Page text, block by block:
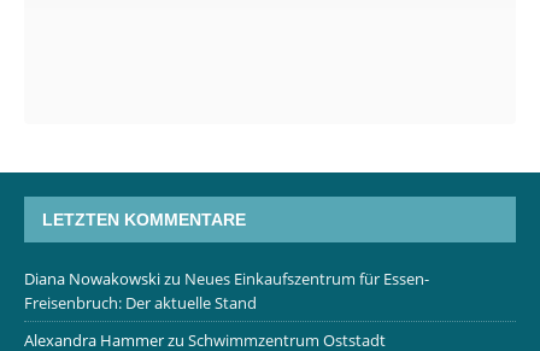
LETZTEN KOMMENTARE
Diana Nowakowskizu Neues Einkaufszentrum für Essen-
Freisenbruch: Der aktuelle Stand
Alexandra Hammerzu Schwimmzentrum Oststadt